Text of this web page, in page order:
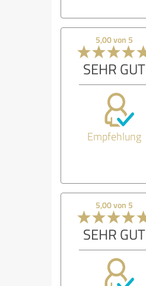
5,00 von 5
SEHR GUT
Empfehlung
5,00 von 5
SEHR GUT